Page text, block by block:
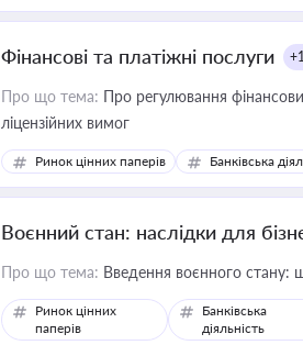
Фінансові та платіжні послуги
Про що тема: Про регулювання фінансових і платіжних послуг,
ліцензійних вимог
Ринок цінних паперів Банківська
Воєнний стан: наслідки для
Про що тема: Введення воєнного стану:
Ринок цінних
паперів
Банківська
діяльність